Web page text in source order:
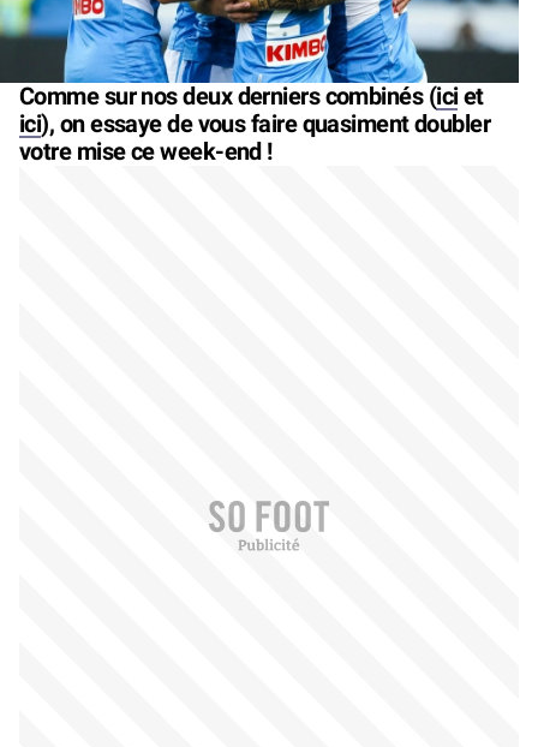
Comme sur nos deux derniers combinés (iciet
ici), on essaye de vous faire quasiment doubler
votre mise ce week-end !